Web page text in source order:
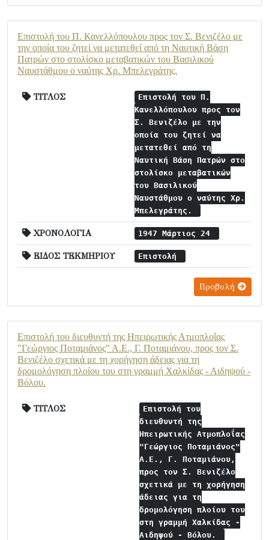
Επιστολή του Π. Κανελλόπουλου προς τον Σ. Βενιζέλο με
την οποία του ζητεί να μετατεθεί από τη Ναυτική Βάση
Πατρών στο στολίσκο μεταβατικών του Βασιλικού
Ναυστάθμου ο ναύτης Χρ. Μπελεγράτης.
ΤΙΤΛΟΣ
Επιστολή του Π.
Κανελλόπουλου προς τον
Σ. Βενιζέλο με την
οποία του ζητεί να
μετατεθεί από τη
Ναυτική Βάση Πατρών στο
στολίσκο μεταβατικών
του Βασιλικού
Ναυστάθμου ο ναύτης Χρ.
Μπελεγράτης.
ΧΡΟΝΟΛΟΓΙΑ 1947 Μάρτιος 24
ΕΙΔΟΣ ΤΕΚΜΗΡΙΟΥ Επιστολή
Προβολή
Επιστολή του διευθυντή της Ηπειρωτικής Ατμοπλοΐας
"Γεώργιος Ποταμιάνος" Α.Ε., Γ. Ποταμιάνου, προς τον Σ.
Βενιζέλο σχετικά με τη χορήγηση άδειας για τη
δρομολόγηση πλοίου του στη γραμμή Χαλκίδας - Αιδηψού -
Βόλου.
ΤΙΤΛΟΣ
Επιστολή του
διευθυντή της
Ηπειρωτικής Ατμοπλοΐας
"Γεώργιος Ποταμιάνος"
Α.Ε., Γ. Ποταμιάνου,
προς τον Σ. Βενιζέλο
σχετικά με τη χορήγηση
άδειας για τη
δρομολόγηση πλοίου του
στη γραμμή Χαλκίδας -
Αιδηψού - Βόλου.